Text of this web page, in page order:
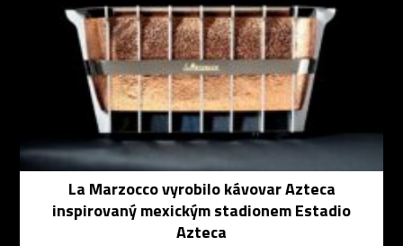
La Marzocco vyrobilo kávovar Azteca
inspirovaný mexickým stadionem Estadio
Azteca